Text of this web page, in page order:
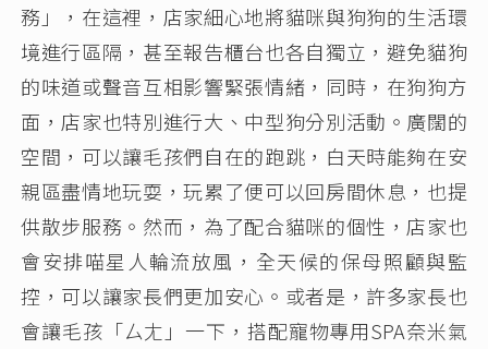
務」，在這裡，店家細心地將貓咪與狗狗的生活環
境進行區隔，甚至報告櫃台也各自獨立，避免貓狗
的味道或聲音互相影響緊張情緒，同時，在狗狗方
面，店家也特別進行大、中型狗分別活動。廣闊的
空間，可以讓毛孩們自在的跑跳，白天時能夠在安
親區盡情地玩耍，玩累了便可以回房間休息，也提
供散步服務。然而，為了配合貓咪的個性，店家也
會安排喵星人輪流放風，全天候的保母照顧與監
控，可以讓家長們更加安心。或者是，許多家長也
會讓毛孩「ㄙㄤ」一下，搭配寵物專用SPA奈米氣